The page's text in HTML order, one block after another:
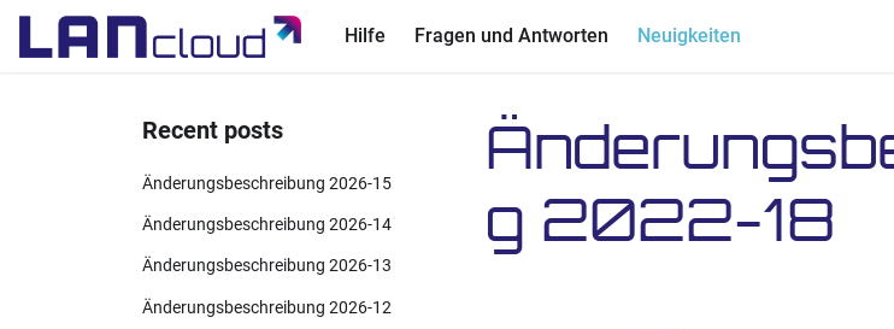
Hilfe Fragen und Antworten Neuigkeiten
Recent posts
Änderungsbeschreibung 2026-15
Änderungsbeschreibung 2026-14
Änderungsbeschreibung 2026-13
Änderungsbeschreibung 2026-12
g 2022-18